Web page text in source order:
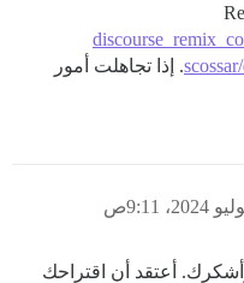
. إذا تجاهلت أمور
أعتقد أن اقتراحك